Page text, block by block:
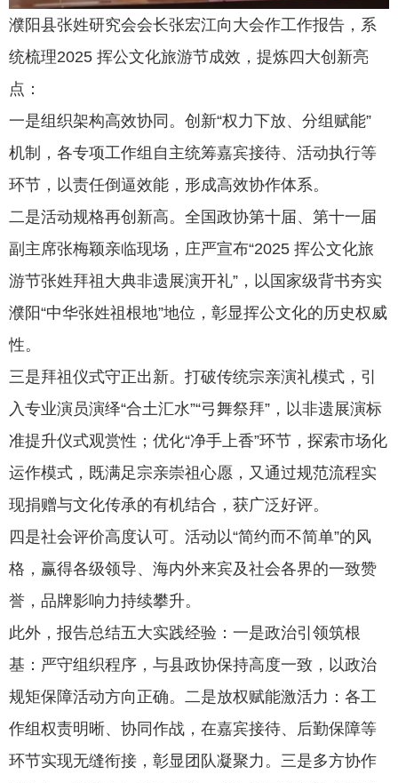
濮阳县张姓研究会会长张宏江向大会作工作报告，系
统梳理2025 挥公文化旅游节成效，提炼四大创新亮
点：
一是组织架构高效协同 。 创新“权力下放、分组赋能”
机制，各专项工作组自主统筹嘉宾接待、活动执行等
环节，以责任倒逼效能，形成高效协作体系。
二是活动规格再创新高。 全国政协第十届、第十一届
副主席张梅颖亲临现场，庄严宣布“2025 挥公文化旅
游节张姓拜祖大典非遗展演开礼”，以国家级背书夯实
濮阳“中华张姓祖根地”地位，彰显挥公文化的历史权威
性。
三是拜祖仪式守正出新。 打破传统宗亲演礼模式，引
入专业演员演绎“合土汇水”“弓舞祭拜”，以非遗展演标
准提升仪式观赏性；优化“净手上香”环节，探索市场化
运作模式，既满足宗亲崇祖心愿，又通过规范流程实
现捐赠与文化传承的有机结合，获广泛好评。
四 是社会评价高度认可。 活动以“简约而不简单”的风
格，赢得各级领导、海内外来宾及社会各界的一致赞
誉，品牌影响力持续攀升。
此外，报告总结五大实践经验： 一是政治引领筑根
基：严守组织程序，与县政协保持高度一致，以政治
规矩保障活动方向正确。 二是放权赋能激活力：各工
作组权责明晰、协同作战，在嘉宾接待、后勤保障等
环节实现无缝衔接，彰显团队凝聚力。 三是多方协作